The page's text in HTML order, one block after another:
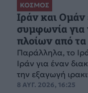
ΚΟΣΜΟΣ
Ιράν και Ομάν
συμφωνία για
πλοίων από
Παράλληλα, το
Ιράν για έναν
την εξαγωγή
8 ΑΥΓ. 2026, 16:25